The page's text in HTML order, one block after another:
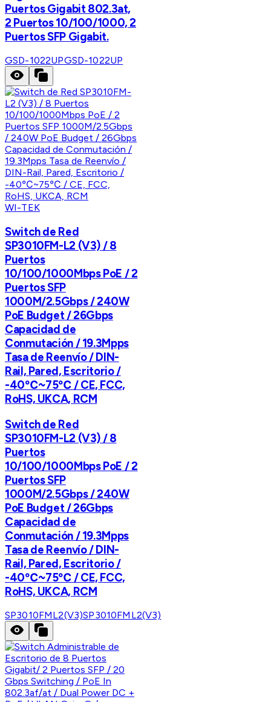
Puertos Gigabit 802.3at,
2 Puertos 10/100/1000, 2
Puertos SFP Gigabit.
GSD-1022UPGSD-1022UP
WI-TEK
Switch de Red
SP3010FM-L2 (V3) / 8
Puertos
10/100/1000Mbps PoE / 2
Puertos SFP
1000M/2.5Gbps / 240W
PoE Budget / 26Gbps
Capacidad de
Conmutación / 19.3Mpps
Tasa de Reenvío / DIN-
Rail, Pared, Escritorio /
-40℃~75℃ / CE, FCC,
RoHS, UKCA, RCM
Switch de Red
SP3010FM-L2 (V3) / 8
Puertos
10/100/1000Mbps PoE / 2
Puertos SFP
1000M/2.5Gbps / 240W
PoE Budget / 26Gbps
Capacidad de
Conmutación / 19.3Mpps
Tasa de Reenvío / DIN-
Rail, Pared, Escritorio /
-40℃~75℃ / CE, FCC,
RoHS, UKCA, RCM
SP3010FML2(V3)SP3010FML2(V3)